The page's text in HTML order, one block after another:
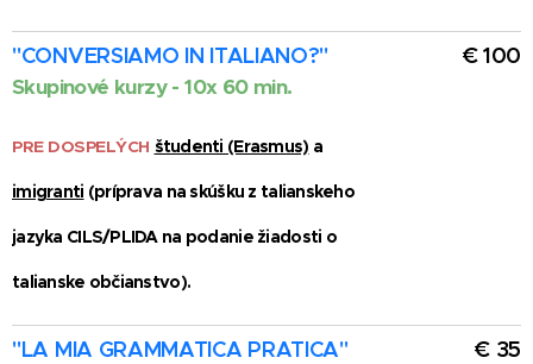
"CONVERSIAMO IN ITALIANO?"
Skupinové kurzy -10x 60 min.
PRE DOSPELÝCH študenti (Erasmus) a
imigranti (príprava na skúšku z talianskeho
jazyka CILS/PLIDA na podanie žiadosti o
talianske občianstvo).
€ 100
"LA MIA GRAMMATICA PRATICA" € 35